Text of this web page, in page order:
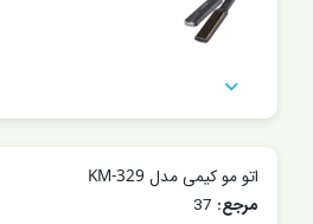

اتو مو کیمی مدل KM-329
مرجع: